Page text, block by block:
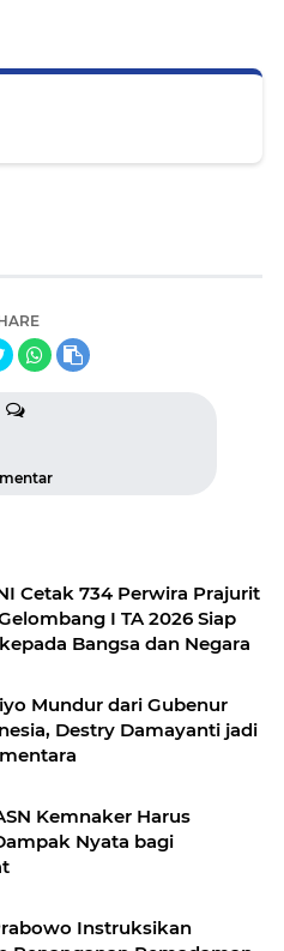
Cetak 734 Perwira Prajurit
I TA 2026 Siap
Bangsa dan Negara
Mundur dari Gubenur
Destry Damayanti jadi
Kemnaker Harus
Nyata bagi
Instruksikan